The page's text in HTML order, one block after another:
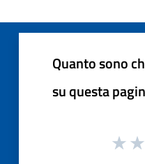
Quanto sono
su questa